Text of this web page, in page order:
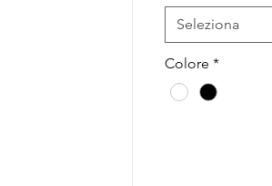
Seleziona
Colore *